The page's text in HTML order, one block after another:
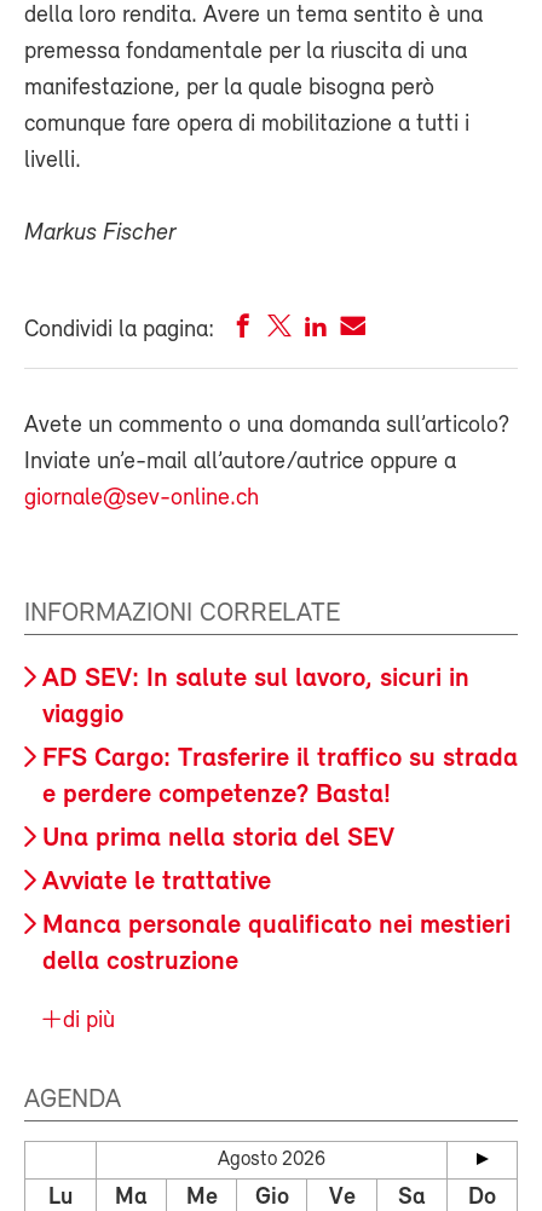
della loro rendita. Avere un tema sentito è una
premessa fondamentale per la riuscita di una
manifestazione, per la quale bisogna però
comunque fare opera di mobilitazione a tutti i
livelli.
Markus Fischer
Condividi la pagina:
Avete un commento o una domanda sull’articolo?
Inviate un’e-mail all’autore/autrice oppure a
giornale@sev-online.ch
INFORMAZIONI CORRELATE
AD SEV: In salute sul lavoro, sicuri in
viaggio
FFS Cargo: Trasferire il traffico su strada
e perdere competenze? Basta!
Una prima nella storia del SEV
Avviate le trattative
Manca personale qualificato nei mestieri
della costruzione
di più
AGENDA
Agosto 2026
Lu Ma Me Gio Ve Sa Do